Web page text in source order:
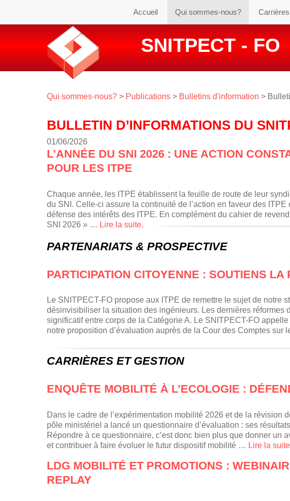
Accueil Qui sommes-nous? Carrières
SNITPECT - FO
Qui sommes-nous? > Publications > Bulletins d'information >
BULLETIN D’INFORMATIONS DU
01/06/2026
L’ANNÉE DU SNI 2026 : UNE ACTION
POUR LES ITPE
Chaque année, les ITPE établissent la feuille de route de leur
du SNI. Celle-ci assure la continuité de l’action en faveur des
défense des intérêts des ITPE. En complément du cahier de
SNI 2026 » … Lire la suite.
PARTENARIATS & PROSPECTIVE
PARTICIPATION CITOYENNE : SOUTIENS
Le SNITPECT-FO propose aux ITPE de remettre le sujet de notre
désinvisibiliser la situation des ingénieurs. Les dernières réformes
significatif entre corps de la Catégorie A. Le SNITPECT-FO
notre proposition d’évaluation auprès de la Cour des Comptes sur
CARRIÈRES ET GESTION
ENQUÊTE MOBILITÉ À L’ECOLOGIE :
Dans le cadre de l’expérimentation mobilité 2026 et de la révision
pôle ministériel a lancé un questionnaire d’évaluation : ses
Répondre à ce questionnaire, c’est donc bien plus que donner un
et contribuer à faire évoluer le futur dispositif mobilité … Lire la
LDG MOBILITÉ ET PROMOTIONS :
REPLAY